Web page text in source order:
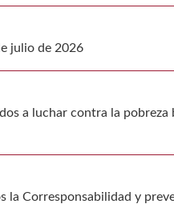
julio de 2026
a luchar contra la
la Corresponsabilidad y